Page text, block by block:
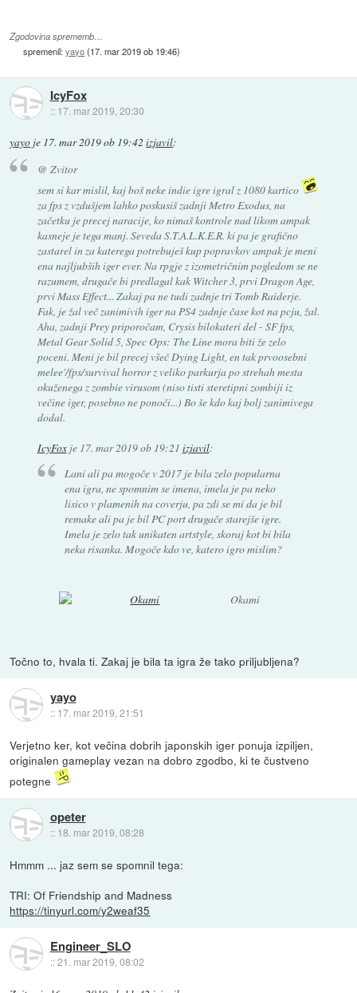
Zgodovina sprememb…
spremenil:yayo(17. mar 2019 ob 19:46)
IcyFox
:: 17. mar 2019, 20:30
yayo je 17. mar 2019 ob 19:42 izjavil:
@ Zvitor
sem si kar mislil, kaj boš neke indie igre igral z 1080 kartico
za fps z vzdušjem lahko poskusiš zadnji Metro Exodus, na
začetku je precej naracije, ko nimaš kontrole nad likom ampak
kasneje je tega manj. Seveda S.T.A.L.K.E.R. ki pa je grafično
zastarel in za katerega potrebuješ kup popravkov ampak je meni
ena najljubših iger ever. Na rpgje z izometričnim pogledom se ne
razumem, drugače bi predlagal kak Witcher 3, prvi Dragon Age,
prvi Mass Effect... Zakaj pa ne tudi zadnje tri Tomb Raiderje.
Fak, je žal več zanimivih iger na PS4 zadnje čase kot na pcju, žal.
Aha, zadnji Prey priporočam, Crysis bilokateri del - SF fps,
Metal Gear Solid 5, Spec Ops: The Line mora biti že zelo
poceni. Meni je bil precej všeč Dying Light, en tak prvoosebni
melee'/fps/survival horror z veliko parkurja po strehah mesta
okuženega z zombie virusom (niso tisti steretipni zombiji iz
večine iger, posebno ne ponoči...) Bo še kdo kaj bolj zanimivega
dodal.
IcyFoxje 17. mar 2019 ob 19:21 izjavil:
Lani ali pa mogoče v 2017 je bila zelo popularna
ena igra, ne spomnim se imena, imela je pa neko
lisico v plamenih na coverju, pa zdi se mi da je bil
remake ali pa je bil PC port drugače starejše igre.
Imela je zelo tak unikaten artstyle, skoraj kot bi bila
neka risanka. Mogoče kdo ve, katero igro mislim?
Okami
Točno to, hvala ti. Zakaj je bila ta igra že tako priljubljena?
yayo
:: 17. mar 2019, 21:51
Verjetno ker, kot večina dobrih japonskih iger ponuja izpiljen,
originalen gameplay vezan na dobro zgodbo, ki te čustveno
potegne
opeter
:: 18. mar 2019, 08:28
Hmmm ... jaz sem se spomnil tega:
TRI: Of Friendship and Madness
https://tinyurl.com/y2weaf35
Engineer_SLO
::21. mar 2019, 08:02